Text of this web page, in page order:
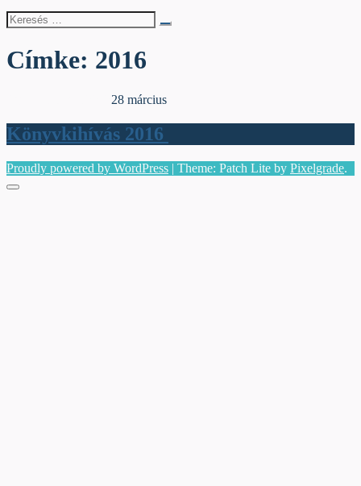
Keresés
erre:
Címke: 2016
28 március
Könyvkihívás 2016
Proudly powered by WordPress | Theme: Patch Lite by Pixelgrade.
Menu